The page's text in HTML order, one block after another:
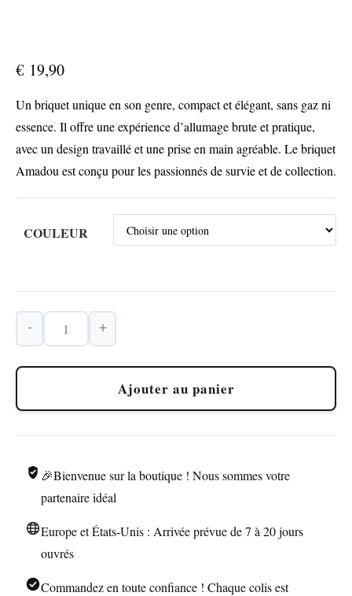
€ 19,90
Un briquet unique en son genre, compact et élégant, sans gaz ni
essence. Il offre une expérience d’allumage brute et pratique,
avec un design travaillé et une prise en main agréable. Le briquet
Amadou est conçu pour les passionnés de survie et de collection.
COULEUR
Briquet
Tranchée
Métal
- +
Ajouter au panier
🎉Bienvenue sur la boutique ! Nous sommes votre
partenaire idéal
Europe et États-Unis : Arrivée prévue de 7 à 20 jours
ouvrés
Commandez en toute confiance ! Chaque colis est